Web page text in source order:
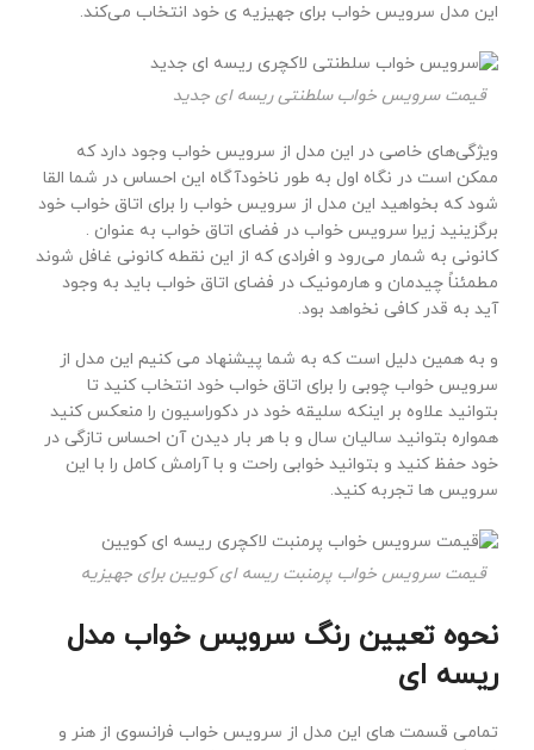
این مدل سرویس خواب برای جهیزیه ی خود انتخاب می‌کند.
قیمت سرویس خواب سلطنتی ریسه ای جدید
ویژگی‌های خاصی در این مدل از سرویس خواب وجود دارد که
ممکن است در نگاه اول به طور ناخودآگاه این احساس در شما القا
شود که بخواهید این مدل از سرویس خواب را برای اتاق خواب خود
برگزینید زیرا سرویس خواب در فضای اتاق خواب به عنوان .
کانونی به شمار می‌رود و افرادی که از این نقطه کانونی غافل شوند
مطمئناً چیدمان و هارمونیک در فضای اتاق خواب باید به وجود
آید به قدر کافی نخواهد بود.
و به همین دلیل است که به شما پیشنهاد می کنیم این مدل از
سرویس خواب چوبی را برای اتاق خواب خود انتخاب کنید تا
بتوانید علاوه بر اینکه سلیقه خود در دکوراسیون را منعکس کنید
همواره بتوانید سالیان سال و با هر بار دیدن آن احساس تازگی در
خود حفظ کنید و بتوانید خوابی راحت و با آرامش کامل را با این
سرویس ها تجربه کنید.
قیمت سرویس خواب پرمنبت ریسه ای کویین برای جهیزیه
نحوه تعیین رنگ سرویس خواب مدل
ریسه ای
تمامی قسمت های این مدل از سرویس خواب فرانسوی از هنر و